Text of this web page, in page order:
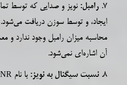
7. رامبل: نویز و صدایی که توسط
ایجاد، و توسط سوزن دریافت
محاسبه میزان رامبل وجود ندارد و
آن اشاره‌ای نمی‌شود.
8. نسبت سیگنال به نویز: با نام